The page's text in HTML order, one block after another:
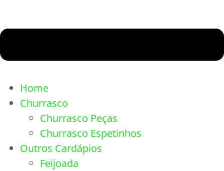
Home
Churrasco
Churrasco Peças
Churrasco Espetinhos
Outros Cardápios
Feijoada